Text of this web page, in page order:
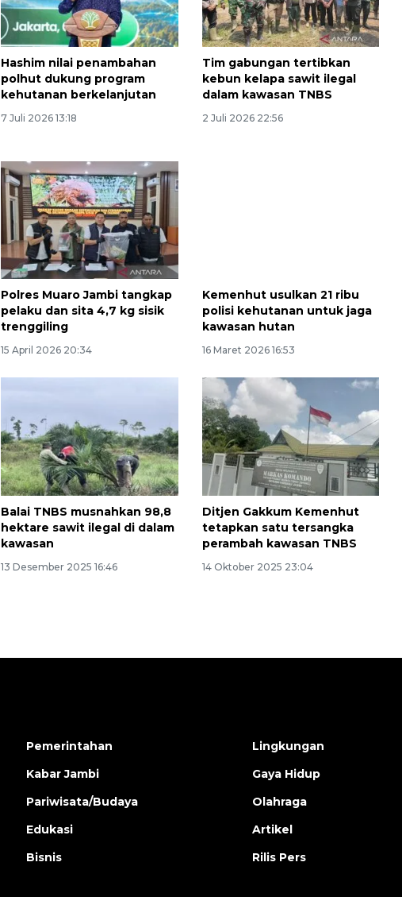
Hashim nilai penambahan
polhut dukung program
kehutanan berkelanjutan
7 Juli 2026 13:18
Tim gabungan tertibkan
kebun kelapa sawit ilegal
dalam kawasan TNBS
2 Juli 2026 22:56
Polres Muaro Jambi tangkap
pelaku dan sita 4,7 kg sisik
trenggiling
15 April 2026 20:34
Kemenhut usulkan 21 ribu
polisi kehutanan untuk jaga
kawasan hutan
16 Maret 2026 16:53
Balai TNBS musnahkan 98,8
hektare sawit ilegal di dalam
kawasan
13 Desember 2025 16:46
Ditjen Gakkum Kemenhut
tetapkan satu tersangka
perambah kawasan TNBS
14 Oktober 2025 23:04
Indonesia
2026-08-05 15:00:00
Pemerintahan
Kabar Jambi
Pariwisata/Budaya
Edukasi
Bisnis
Lingkungan
Gaya Hidup
Olahraga
Artikel
Rilis Pers